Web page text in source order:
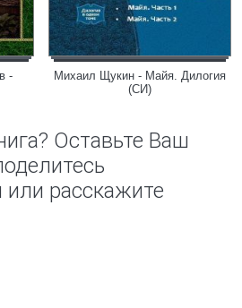
-
Михаил Щукин - Майя. Дилогия
(СИ)
Оставьте Ваш
расскажите